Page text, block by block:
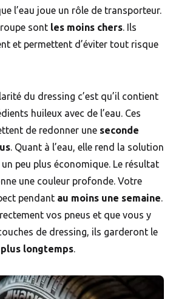
l’eau joue un rôle de transporteur.
sont les moins chers. Ils
et permettent d’éviter tout risque
du dressing c’est qu’il contient
huileux avec de l’eau. Ces
de redonner une seconde
. Quant à l’eau, elle rend la solution
peu plus économique. Le résultat
une couleur profonde. Votre
pendant au moins une semaine.
vos pneus et que vous y
de dressing, ils garderont le
plus longtemps.